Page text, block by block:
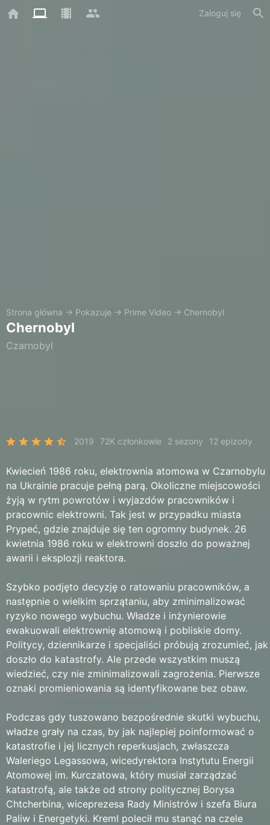
Zaloguj się
Strona główna → Pokazuje → Prime Video → Chernobyl
Chernobyl
Czarnobyl
2019 72K członkowie 2 sezony 12 epizody
Kwiecień 1986 roku, elektrownia atomowa w Czarnobylu
na Ukrainie pracuje pełną parą. Okoliczne miejscowości
żyją w rytm powrotów i wyjazdów pracowników i
pracownic elektrowni. Tak jest w przypadku miasta
Prypeć, gdzie znajduje się ten ogromny budynek. 26
kwietnia 1986 roku w elektrowni doszło do poważnej
awarii i eksplozji reaktora.
Szybko podjęto decyzję o ratowaniu pracowników, a
następnie o wielkim sprzątaniu, aby zminimalizować
ryzyko nowego wybuchu. Władze i inżynierowie
ewakuowali elektrownię atomową i pobliskie domy.
Politycy, dziennikarze i specjaliści próbują zrozumieć, jak
doszło do katastrofy. Ale przede wszystkim muszą
wiedzieć, czy nie zminimalizowali zagrożenia. Pierwsze
oznaki promieniowania są identyfikowane bez obaw.
Podczas gdy tuszowano bezpośrednie skutki wybuchu,
władze grały na czas, by jak najlepiej poinformować o
katastrofie i jej licznych reperkusjach, zwłaszcza
Waleriego Legassowa, wicedyrektora Instytutu Energii
Atomowej im. Kurczatowa, który musiał zarządzać
katastrofą, ale także od strony politycznej Borysa
Chtcherbina, wiceprezesa Rady Ministrów i szefa Biura
Paliw i Energetyki. Kreml polecił mu stanąć na czele